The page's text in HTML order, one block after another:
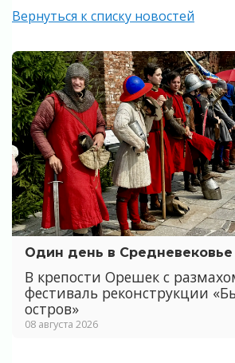
Вернуться к списку новостей
Один день в Средневековье
В крепости Орешек с
фестиваль реконструкции
остров»
08 августа 2026